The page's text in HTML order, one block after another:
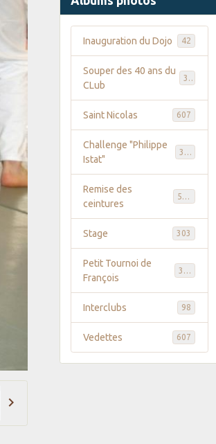
Inauguration du Dojo 42
Souper des 40 ans du
CLub
Saint Nicolas 607
Challenge "Philippe
Istat"
Remise des
ceintures
Stage 303
Petit Tournoi de
François
Interclubs 98
Vedettes 607